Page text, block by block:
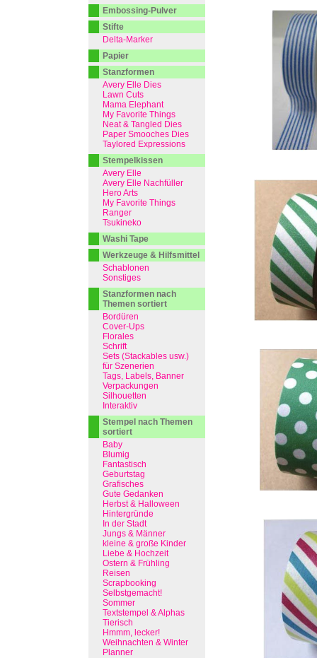
Embossing-Pulver
Stifte
Delta-Marker
Papier
Stanzformen
Avery Elle Dies
Lawn Cuts
Mama Elephant
My Favorite Things
Neat & Tangled Dies
Paper Smooches Dies
Taylored Expressions
Stempelkissen
Avery Elle
Avery Elle Nachfüller
Hero Arts
My Favorite Things
Ranger
Tsukineko
Washi Tape
Werkzeuge & Hilfsmittel
Schablonen
Sonstiges
Stanzformen nach
Themen sortiert
Bordüren
Cover-Ups
Florales
Schrift
Sets (Stackables usw.)
für Szenerien
Tags, Labels, Banner
Verpackungen
Silhouetten
Interaktiv
Stempel nach Themen
sortiert
Baby
Blumig
Fantastisch
Geburtstag
Grafisches
Gute Gedanken
Herbst & Halloween
Hintergründe
In der Stadt
Jungs & Männer
kleine & große Kinder
Liebe & Hochzeit
Ostern & Frühling
Reisen
Scrapbooking
Selbstgemacht!
Sommer
Textstempel & Alphas
Tierisch
Hmmm, lecker!
Weihnachten & Winter
Planner